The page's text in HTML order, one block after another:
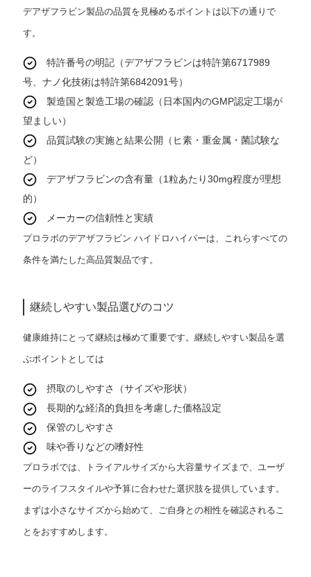
デアザフラビン製品の品質を見極めるポイントは以下の通りで
す。
特許番号の明記（デアザフラビンは特許第6717989
号、ナノ化技術は特許第6842091号）
製造国と製造工場の確認（日本国内のGMP認定工場が
望ましい）
品質試験の実施と結果公開（ヒ素・重金属・菌試験な
ど）
デアザフラビンの含有量（1粒あたり30mg程度が理想
的）
メーカーの信頼性と実績
プロラボのデアザフラビン ハイドロハイパーは、これらすべての
条件を満たした高品質製品です。
継続しやすい製品選びのコツ
健康維持にとって継続は極めて重要です。継続しやすい製品を選
ぶポイントとしては
摂取のしやすさ（サイズや形状）
長期的な経済的負担を考慮した価格設定
保管のしやすさ
味や香りなどの嗜好性
プロラボでは、トライアルサイズから大容量サイズまで、ユーザ
ーのライフスタイルや予算に合わせた選択肢を提供しています。
まずは小さなサイズから始めて、ご自身との相性を確認されるこ
とをおすすめします。